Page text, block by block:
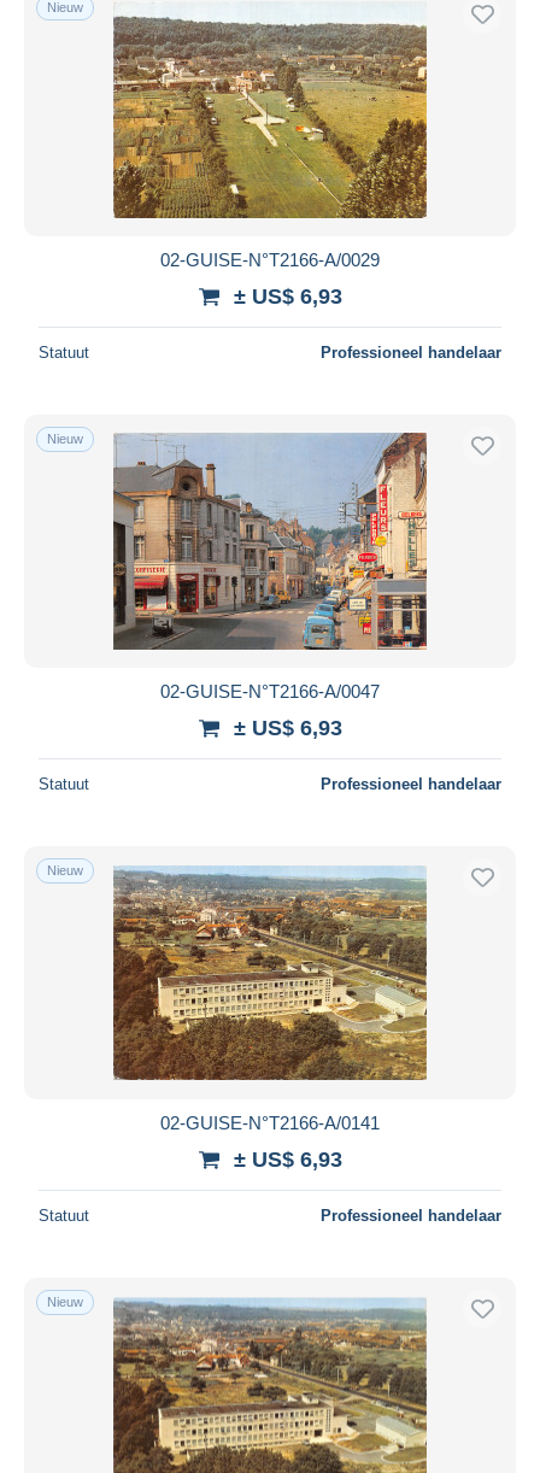
Gratis levering
Betaalmiddelen
PayPal
Bankoverschrijving
Visa
Mastercard
iDeal
Toepassen
Nieuw
02-GUISE-N°T2166-A/0029
± US$ 6,93
Statuut Professioneel handelaar
Nieuw
02-GUISE-N°T2166-A/0047
± US$ 6,93
Statuut Professioneel handelaar
Nieuw
02-GUISE-N°T2166-A/0141
± US$ 6,93
Statuut Professioneel handelaar
Nieuw